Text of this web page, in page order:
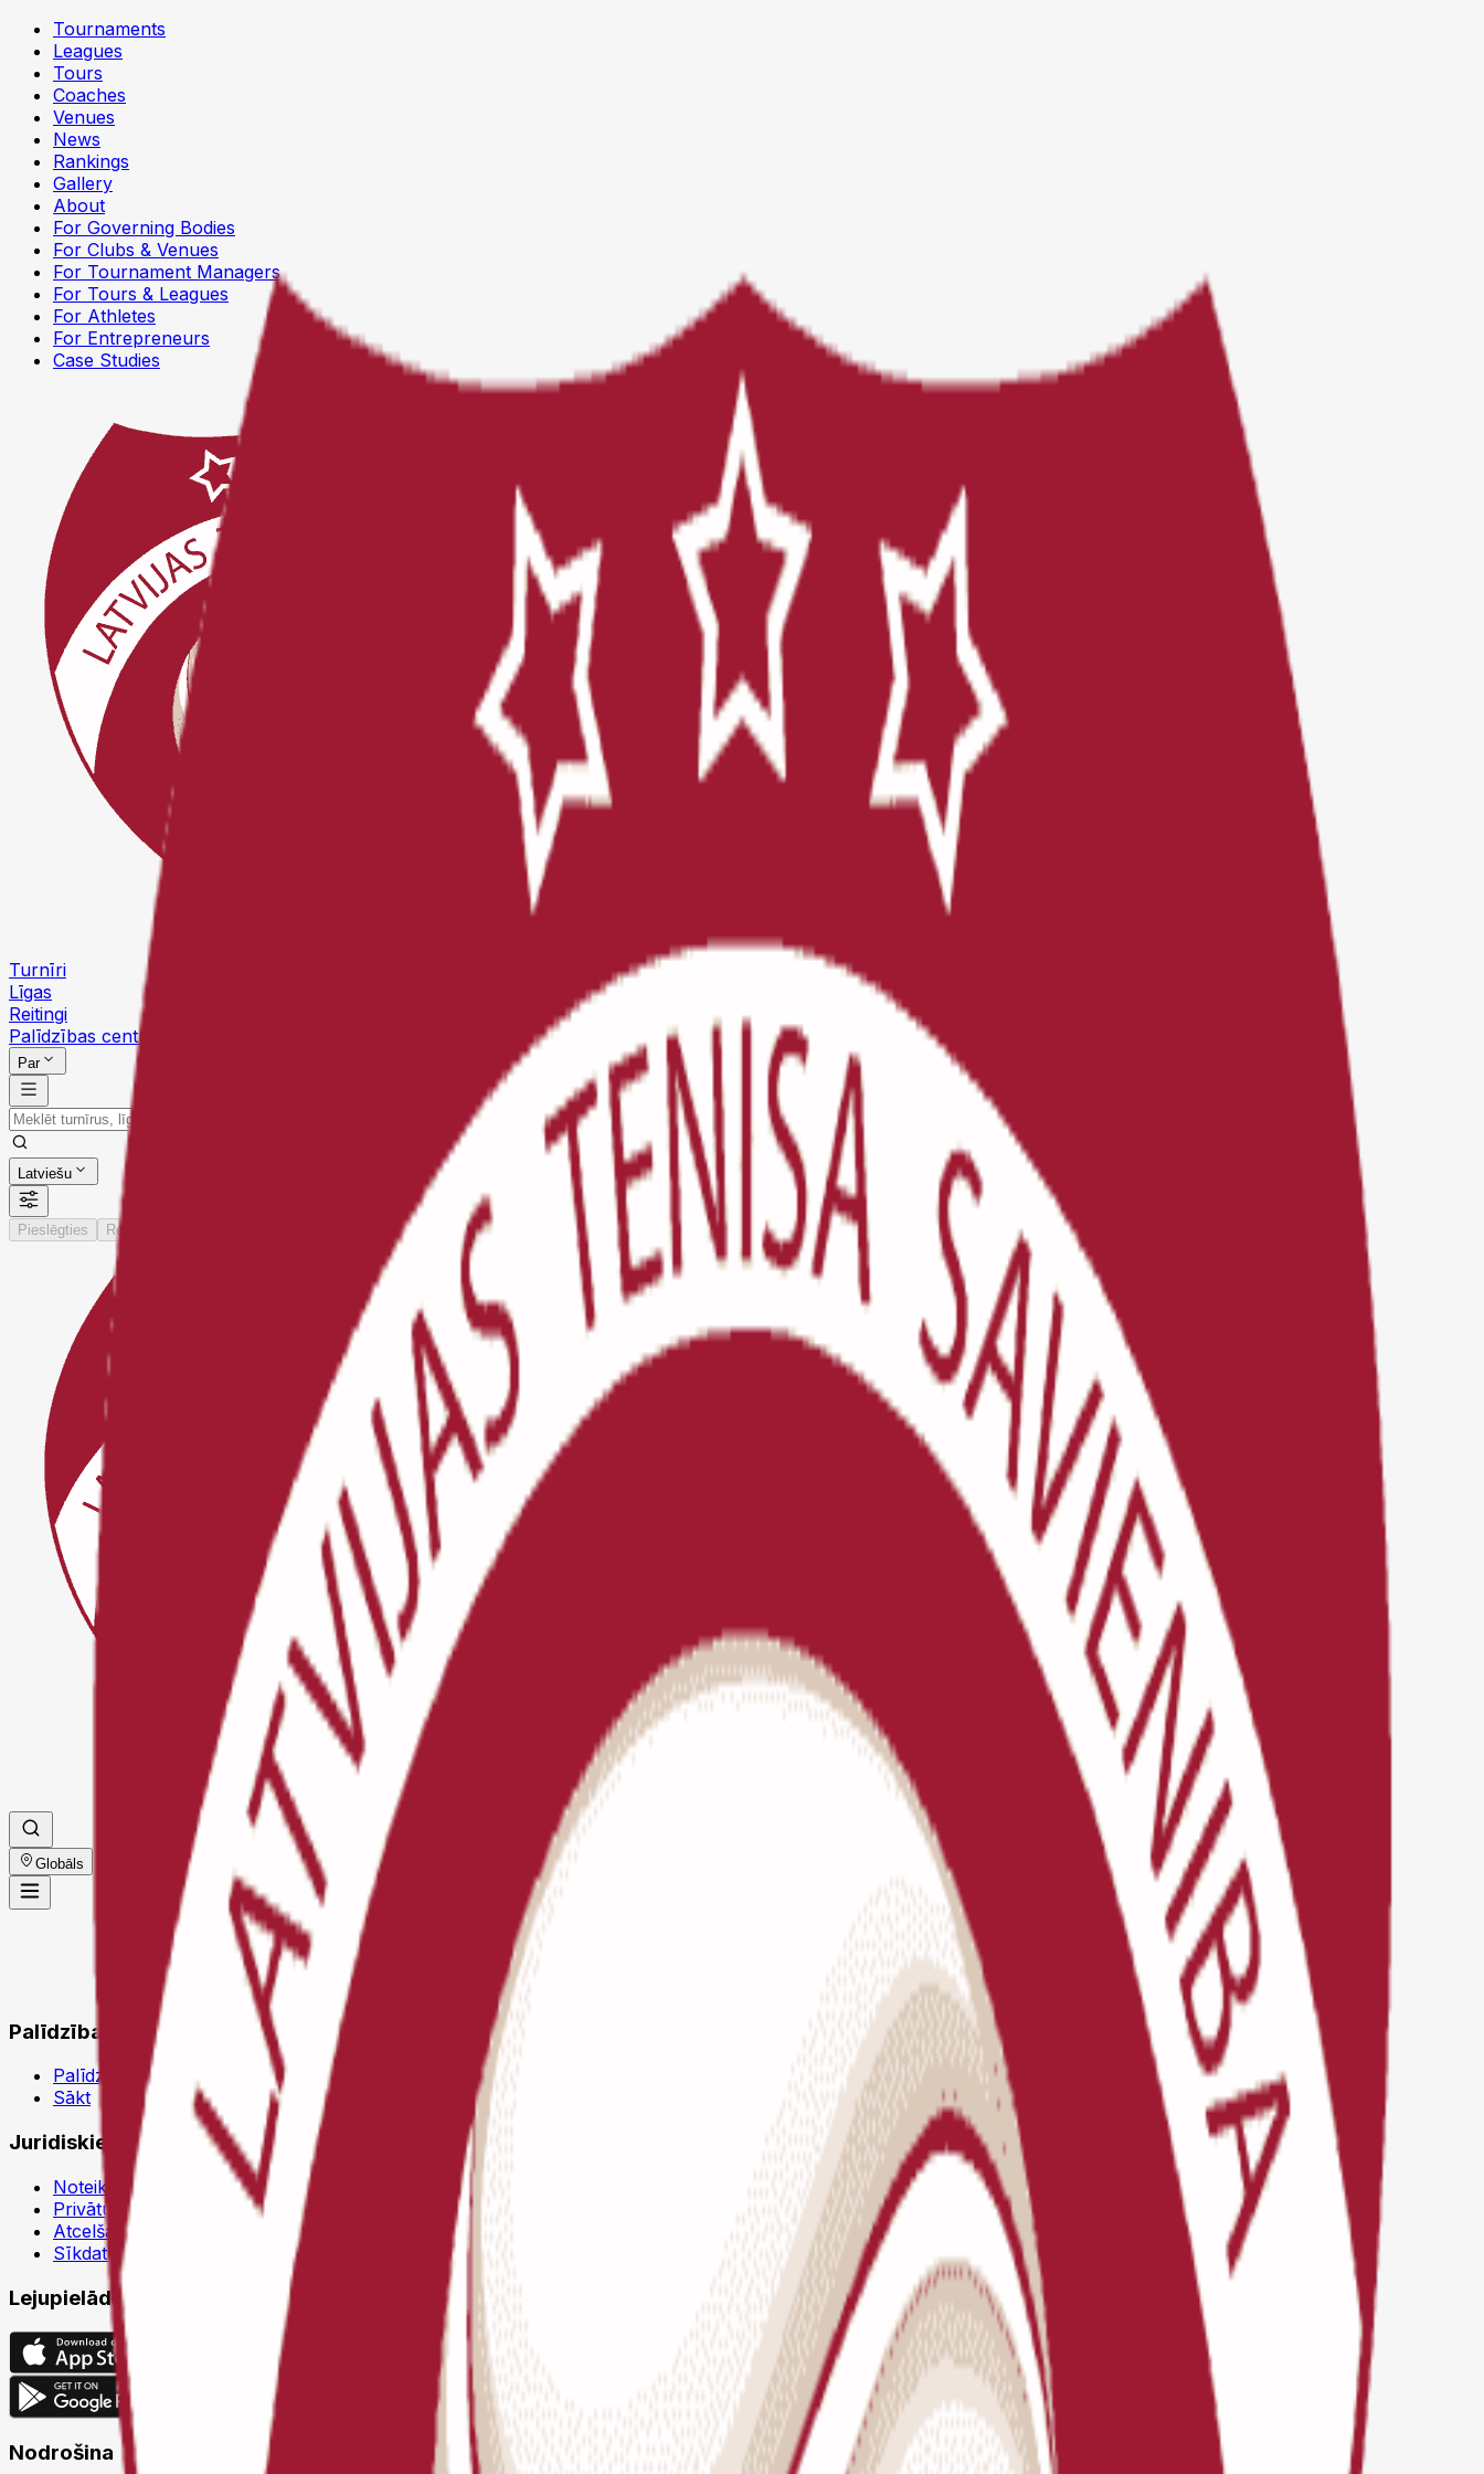
Tournaments
Leagues
Tours
Coaches
Venues
News
Rankings
Gallery
About
For Governing Bodies
For Clubs & Venues
For Tournament Managers
For Tours & Leagues
For Athletes
For Entrepreneurs
Case Studies
Turnīri
Līgas
Reitingi
Palīdzības centrs
Par
Latviešu
Pieslēgties Reģistrēties
Globāls
Palīdzība
Palīdzības centrs
Sākt
Juridiskie dokumenti
Noteikumi un nosacījumi
Privātuma politika
Atcelšanas politika
Sīkdatņu politika
Lejupielādēt
Nodrošina